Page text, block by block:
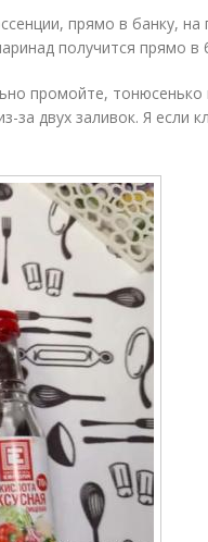
прямо в банку,
получится прямо в
промойте, тонюсенько
за двух заливок. Я если